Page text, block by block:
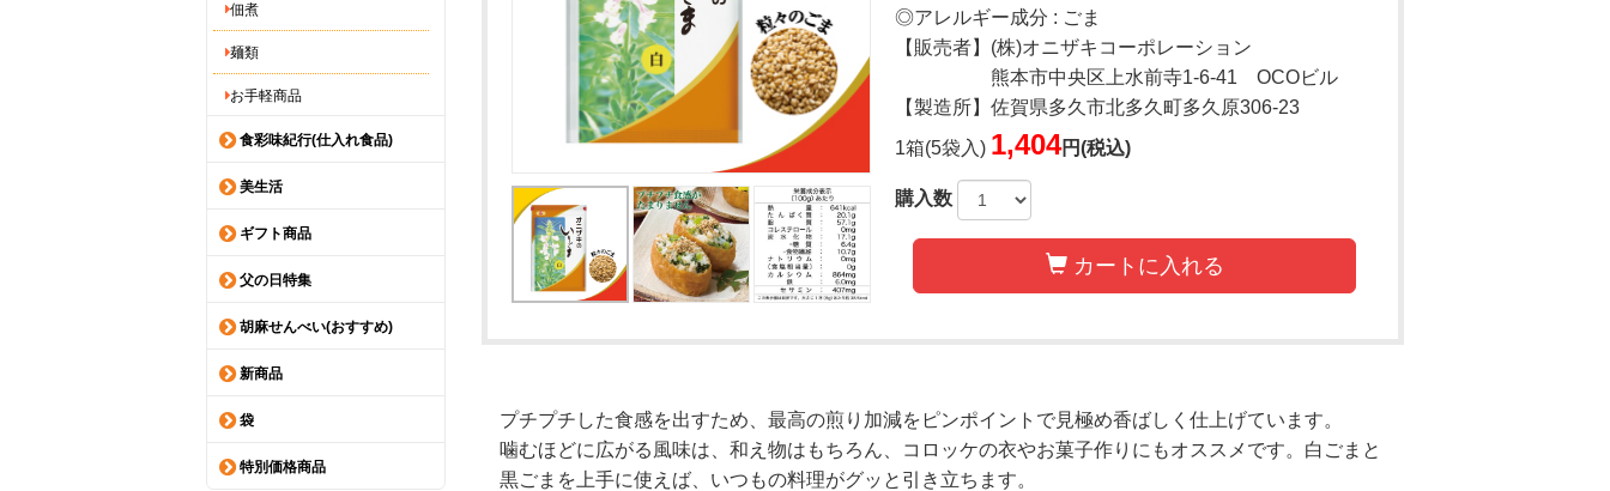
佃煮
麺類
お手軽商品
食彩味紀行(仕入れ食品)
美生活
ギフト商品
父の日特集
胡麻せんべい(おすすめ)
新商品
袋
特別価格商品
◎アレルギー成分 : ごま
【販売者】(株)オニザキコーポレーション
熊本市中央区上水前寺1-6-41 OCOビル
【製造所】佐賀県多久市北多久町多久原306-23
1箱(5袋入) 1,404円(税込)
購入数
カートに入れる
プチプチした食感を出すため、最高の煎り加減をピンポイントで見極め香ばしく仕上げています。
噛むほどに広がる風味は、和え物はもちろん、コロッケの衣やお菓子作りにもオススメです。白ごまと
黒ごまを上手に使えば、いつもの料理がグッと引き立ちます。